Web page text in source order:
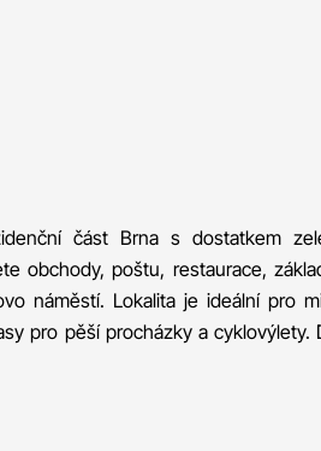
část Brna s dostatkem
obchody, poštu, restaurace,
náměstí. Lokalita je ideální pro
pro pěší procházky a